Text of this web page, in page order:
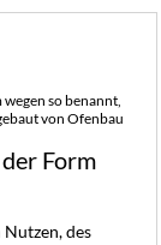
so benannt,
von Ofenbau
Form
des